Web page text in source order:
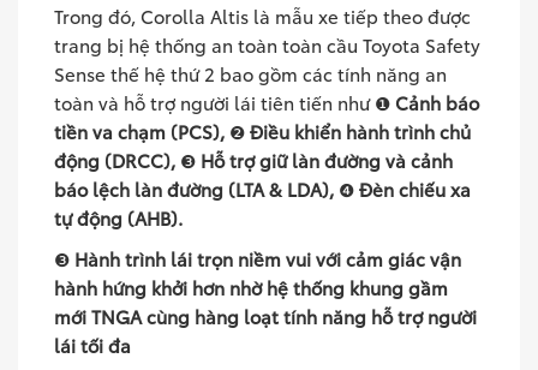
Trong đó, Corolla Altis là mẫu xe tiếp theo được
trang bị hệ thống an toàn toàn cầu Toyota Safety
Sense thế hệ thứ 2 bao gồm các tính năng an
toàn và hỗ trợ người lái tiên tiến như ❶ Cảnh báo
tiền va chạm (PCS), ❷Điều khiển hành trình chủ
động (DRCC), ❸ Hỗ trợ giữ làn đường và cảnh
báo lệch làn đường (LTA & LDA), ❹Đèn chiếu xa
tự động (AHB).
❸ Hành trình lái trọn niềm vui với cảm giác vận
hành hứng khởi hơn nhờ hệ thống khung gầm
mới TNGA cùng hàng loạt tính năng hỗ trợ người
lái tối đa